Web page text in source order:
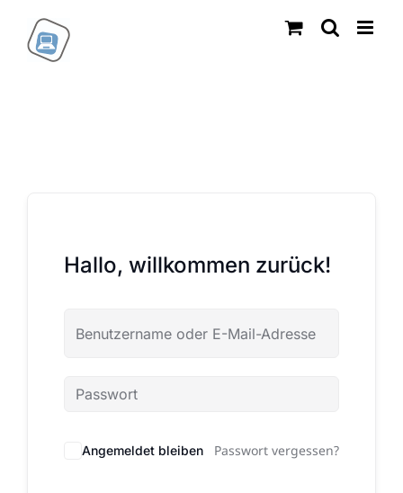
Inhalt
springen
Hallo, willkommen zurück!
Angemeldet bleiben Passwort vergessen?